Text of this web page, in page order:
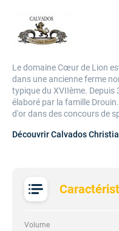
Volume
Le domaine Cœur de Lion
dans une ancienne ferme
typique du XVIIème. Depuis
élaboré par la famille
d'or dans des concours de
Découvrir Calvados